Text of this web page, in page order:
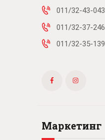
011/32-43-043
011/32-37-246
011/32-35-139
Маркетинг